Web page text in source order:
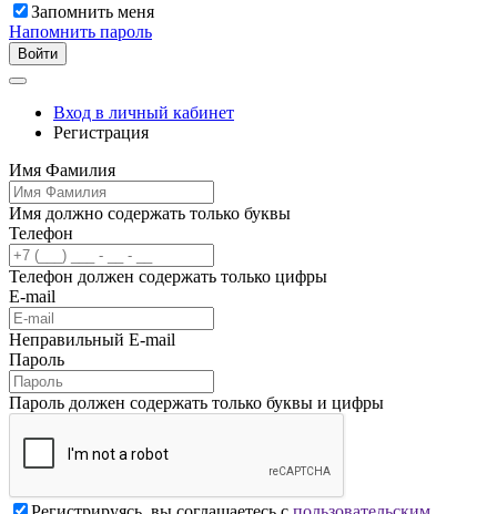
Запомнить меня
Напомнить пароль
Войти
Вход в личный кабинет
Регистрация
Имя Фамилия
Имя должно содержать только буквы
Телефон
Телефон должен содержать только цифры
E-mail
Неправильный E-mail
Пароль
Пароль должен содержать только буквы и цифры